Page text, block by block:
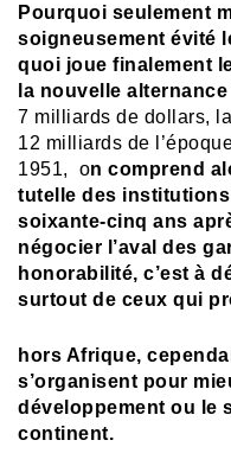
Pourquoi seulement
soigneusement évité
quoi joue finalement
la nouvelle alternance
7 milliards de dollars,
12 milliards de
1951, on comprend
tutelle des
soixante-cinq ans
négocier l’aval des
honorabilité, c’est à
surtout de ceux qui
hors Afrique,
s’organisent pour
développement ou le
continent.